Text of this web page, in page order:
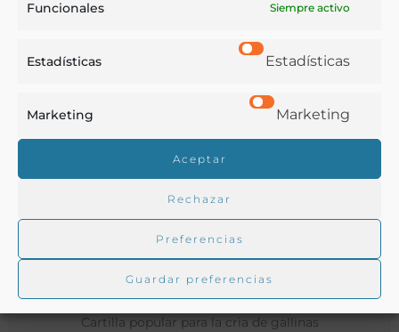
Funcionales Siempre activo
Estadísticas Estadísticas
Marketing Marketing
Aceptar
Rechazar
Preferencias
Guardar preferencias
Cartilla popular para la cria de gallinas